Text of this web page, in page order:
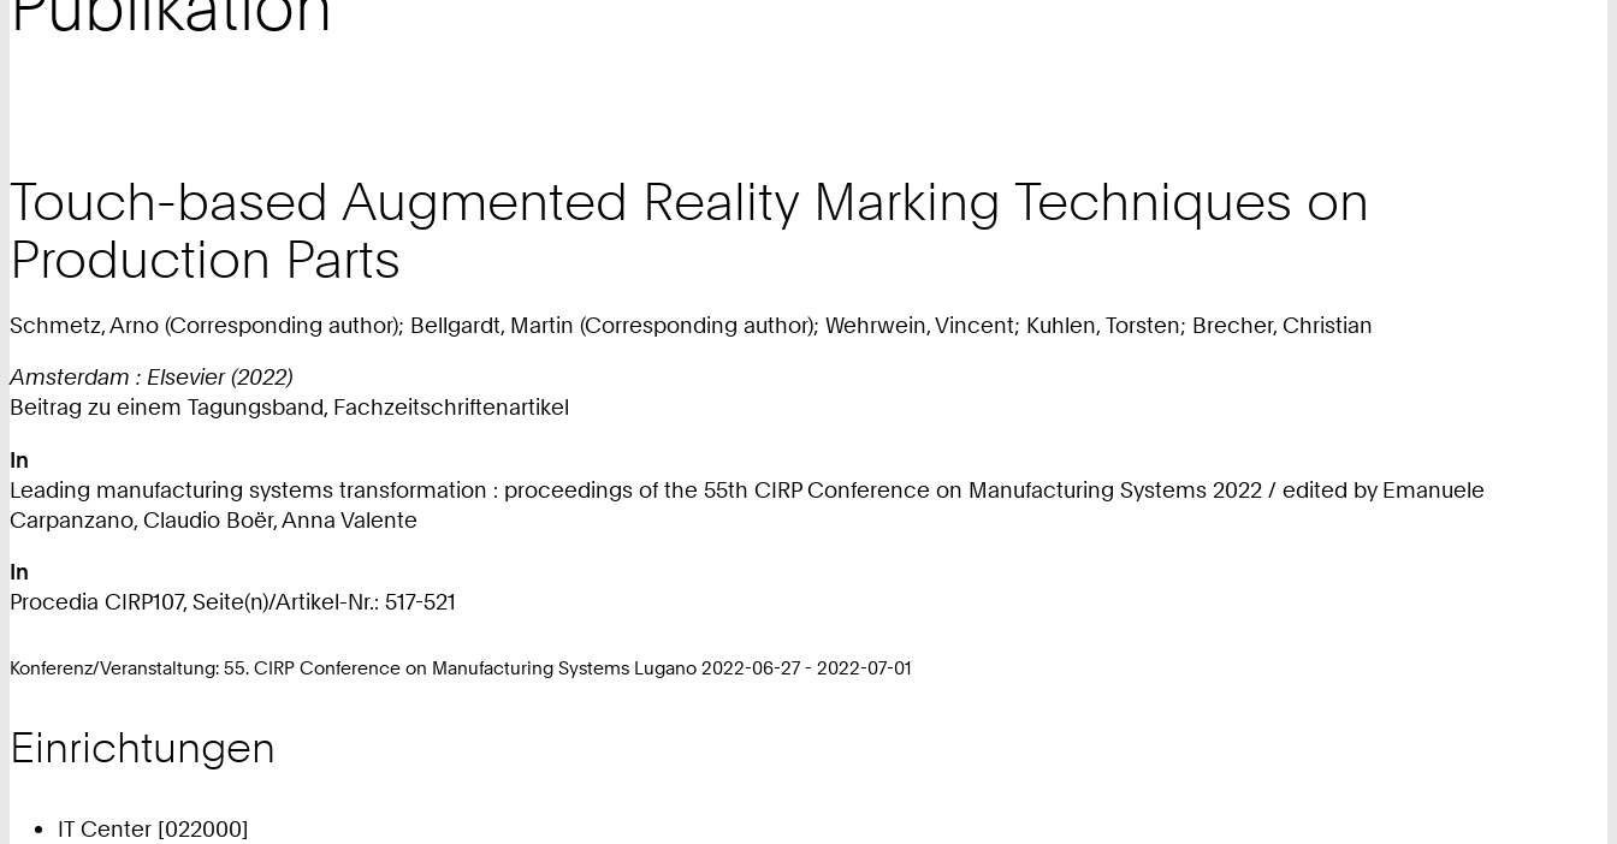
Touch-based Augmented Reality Marking Techniques on
Production Parts
Schmetz, Arno (Corresponding author); Bellgardt, Martin (Corresponding author); Wehrwein, Vincent; Kuhlen, Torsten; Brecher, Christian
Amsterdam : Elsevier (2022)
Beitrag zu einem Tagungsband, Fachzeitschriftenartikel
In
Leading manufacturing systems transformation : proceedings of the 55th CIRP Conference on Manufacturing Systems 2022 / edited by Emanuele
Carpanzano, Claudio Boër, Anna Valente
In
Procedia CIRP107, Seite(n)/Artikel-Nr.: 517-521
Konferenz/Veranstaltung: 55. CIRP Conference on Manufacturing Systems Lugano 2022-06-27 - 2022-07-01
Einrichtungen
IT Center [022000]